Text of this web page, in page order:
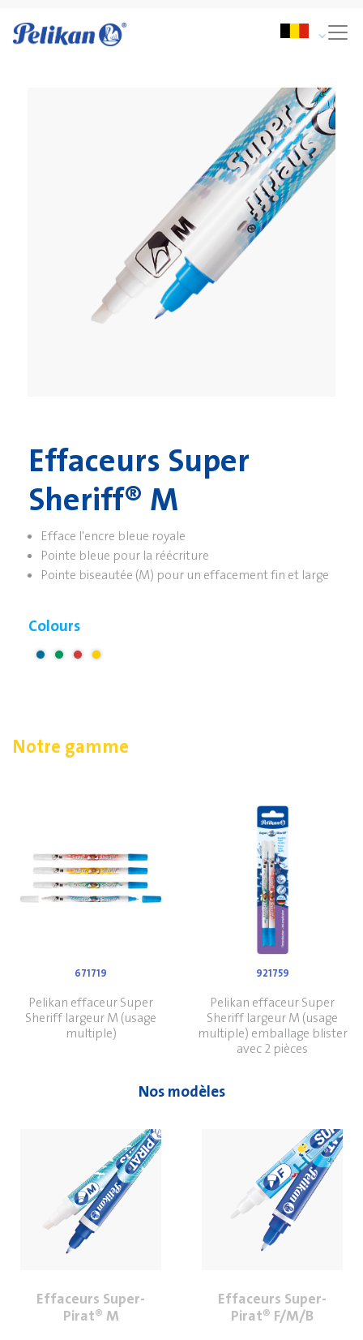
Effaceurs Super
Sheriff® M
Efface l'encre bleue royale
Pointe bleue pour la réécriture
Pointe biseautée (M) pour un effacement fin et large
Colours
Notre gamme
671719
Pelikan effaceur Super
Sheriff largeur M (usage
multiple)
921759
Pelikan effaceur Super
Sheriff largeur M (usage
multiple) emballage blister
avec 2 pièces
Nos modèles
Effaceurs Super-
Pirat® M
Effaceurs Super-
Pirat® F/M/B